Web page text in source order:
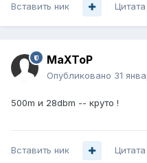
Вставить ник Цитата
MaXToP
Опубликовано 31
500m и 28dbm -- круто !
Вставить ник Цитата